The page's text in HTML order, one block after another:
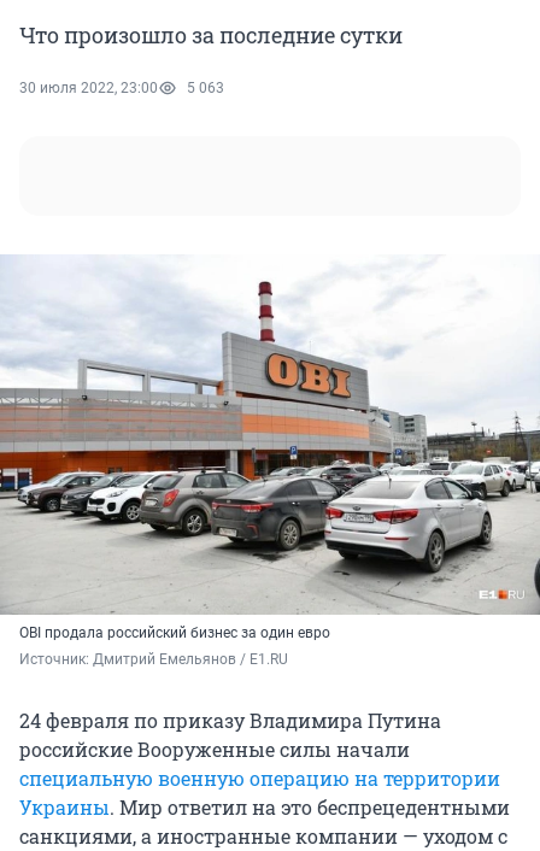
Что произошло за последние сутки
30 июля 2022, 23:00 5 063
OBI продала российский бизнес за один евро
Источник: Дмитрий Емельянов / E1.RU
24 февраля по приказу Владимира Путина
российские Вооруженные силы начали
специальную военную операцию на территории
Украины. Мир ответил на это беспрецедентными
санкциями, а иностранные компании — уходом с